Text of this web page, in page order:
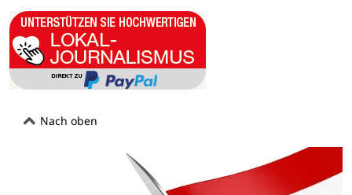
Nach oben